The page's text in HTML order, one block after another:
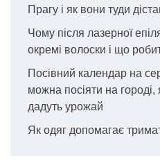
Прагу і як вони туди
Чому після лазерної
окремі волоски і що
Посівний календар на
можна посіяти на городі,
дадуть урожай
Як одяг допомагає